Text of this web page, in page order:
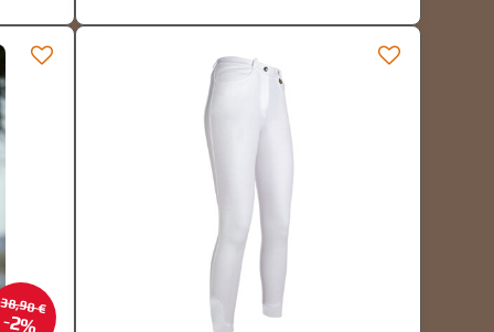
38,90 €
2%